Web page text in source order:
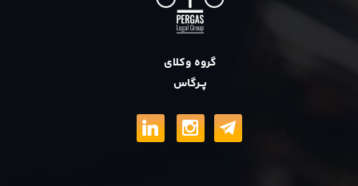
گروه وکلای
پــرگاس